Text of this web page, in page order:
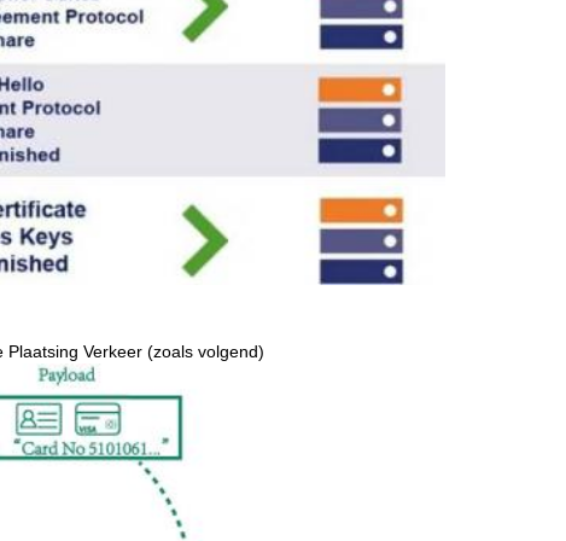
Verkeer (zoals volgend)